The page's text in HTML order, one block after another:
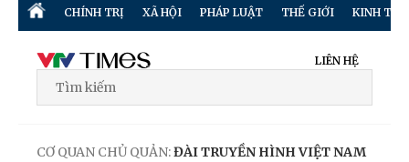
CHÍNH TRỊ XÃ HỘI PHÁP LUẬT THẾ GIỚI KINH TẾ
LIÊN HỆ
CƠ QUAN CHỦ QUẢN:ĐÀI TRUYỀN HÌNH VIỆT NAM